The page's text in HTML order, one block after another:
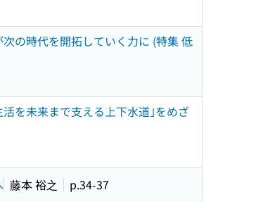
の時代を開拓していく力に (特集 低
を未来まで支える上下水道｣をめざ
藤本 裕之 p.34-37